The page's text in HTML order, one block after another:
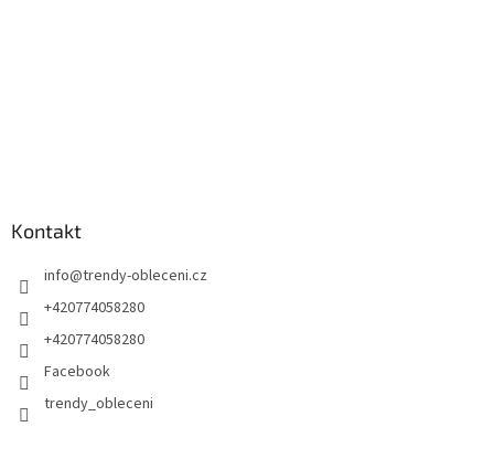
Kontakt
info@trendy-obleceni.cz
+420774058280
+420774058280
Facebook
trendy_obleceni